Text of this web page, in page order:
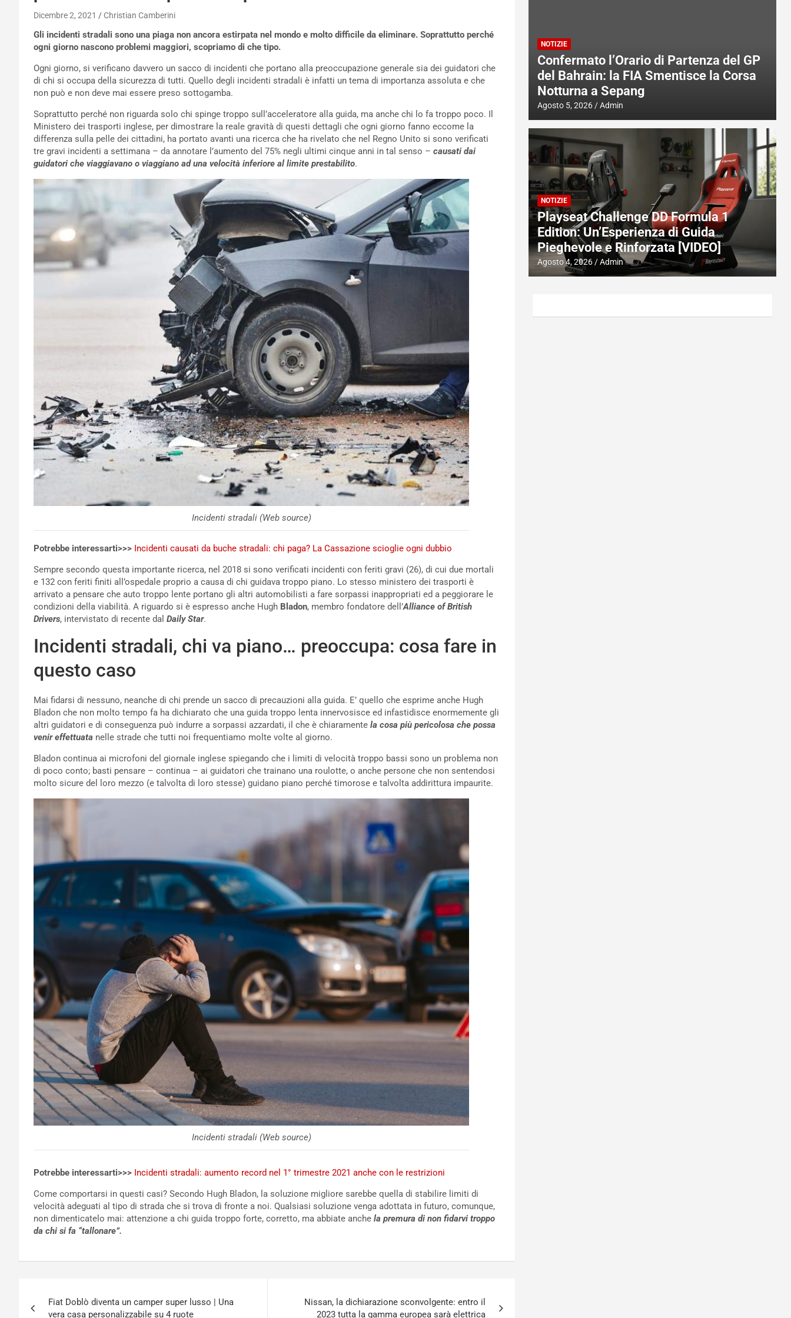
Dicembre 2, 2021 Christian Camberini
Gli incidenti stradali sono una piaga non ancora estirpata nel mondo e molto difficile da eliminare. Soprattutto perché
ogni giorno nascono problemi maggiori, scopriamo di che tipo.
Ogni giorno, si verificano davvero un sacco di incidenti che portano alla preoccupazione generale sia dei guidatori che
di chi si occupa della sicurezza di tutti. Quello degli incidenti stradali è infatti un tema di importanza assoluta e che
non può e non deve mai essere preso sottogamba.
Soprattutto perché non riguarda solo chi spinge troppo sull’acceleratore alla guida, ma anche chi lo fa troppo poco. Il
Ministero dei trasporti inglese, per dimostrare la reale gravità di questi dettagli che ogni giorno fanno eccome la
differenza sulla pelle dei cittadini, ha portato avanti una ricerca che ha rivelato che nel Regno Unito si sono verificati
tre gravi incidenti a settimana – da annotare l’aumento del 75% negli ultimi cinque anni in tal senso – causati dai
guidatori che viaggiavano o viaggiano ad una velocità inferiore al limite prestabilito.
Incidenti stradali (Web source)
Potrebbe interessarti>>> Incidenti causati da buche stradali: chi paga? La Cassazione scioglie ogni dubbio
Sempre secondo questa importante ricerca, nel 2018 si sono verificati incidenti con feriti gravi (26), di cui due mortali
e 132 con feriti finiti all’ospedale proprio a causa di chi guidava troppo piano. Lo stesso ministero dei trasporti è
arrivato a pensare che auto troppo lente portano gli altri automobilisti a fare sorpassi inappropriati ed a peggiorare le
condizioni della viabilità. A riguardo si è espresso anche Hugh Bladon, membro fondatore dell’Alliance of British
Drivers, intervistato di recente dal Daily Star.
Incidenti stradali, chi va piano… preoccupa: cosa fare in
questo caso
Mai fidarsi di nessuno, neanche di chi prende un sacco di precauzioni alla guida. E’ quello che esprime anche Hugh
Bladon che non molto tempo fa ha dichiarato che una guida troppo lenta innervosisce ed infastidisce enormemente gli
altri guidatori e di conseguenza può indurre a sorpassi azzardati, il che è chiaramente la cosa più pericolosa che possa
venir effettuata nelle strade che tutti noi frequentiamo molte volte al giorno.
Bladon continua ai microfoni del giornale inglese spiegando che i limiti di velocità troppo bassi sono un problema non
di poco conto; basti pensare – continua – ai guidatori che trainano una roulotte, o anche persone che non sentendosi
molto sicure del loro mezzo (e talvolta di loro stesse) guidano piano perché timorose e talvolta addirittura impaurite.
Incidenti stradali (Web source)
Potrebbe interessarti>>> Incidenti stradali: aumento record nel 1° trimestre 2021 anche con le restrizioni
Come comportarsi in questi casi? Secondo Hugh Bladon, la soluzione migliore sarebbe quella di stabilire limiti di
velocità adeguati al tipo di strada che si trova di fronte a noi. Qualsiasi soluzione venga adottata in futuro, comunque,
non dimenticatelo mai: attenzione a chi guida troppo forte, corretto, ma abbiate anche la premura di non fidarvi troppo
da chi si fa “tallonare”.
Fiat Doblò diventa un camper super lusso | Una
vera casa personalizzabile su 4 ruote
Nissan, la dichiarazione sconvolgente: entro il
2023 tutta la gamma europea sarà elettrica
NOTIZIE
Confermato l’Orario di Partenza del GP
del Bahrain: la FIA Smentisce la Corsa
Notturna a Sepang
Agosto 5, 2026 Admin
NOTIZIE
Playseat Challenge DD Formula 1
Edition: Un’Esperienza di Guida
Pieghevole e Rinforzata [VIDEO]
Agosto 4, 2026 Admin